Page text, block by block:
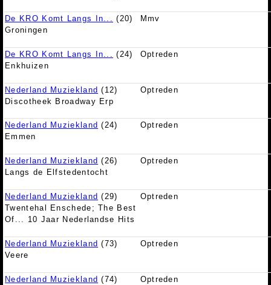
De KRO Komt Langs In...
(20)
Groningen
Mmv
De KRO Komt Langs In...
(24)
Enkhuizen
Optreden
Nederland Muziekland (12)
Discotheek Broadway Erp
Optreden
Nederland Muziekland (24)
Emmen
Optreden
Nederland Muziekland (26)
Langs de Elfstedentocht
Optreden
Nederland Muziekland (29)
Twentehal Enschede; The Best
Of... 10 Jaar Nederlandse Hits
Optreden
Nederland Muziekland (73)
Veere
Optreden
Nederland Muziekland (74)
Optreden